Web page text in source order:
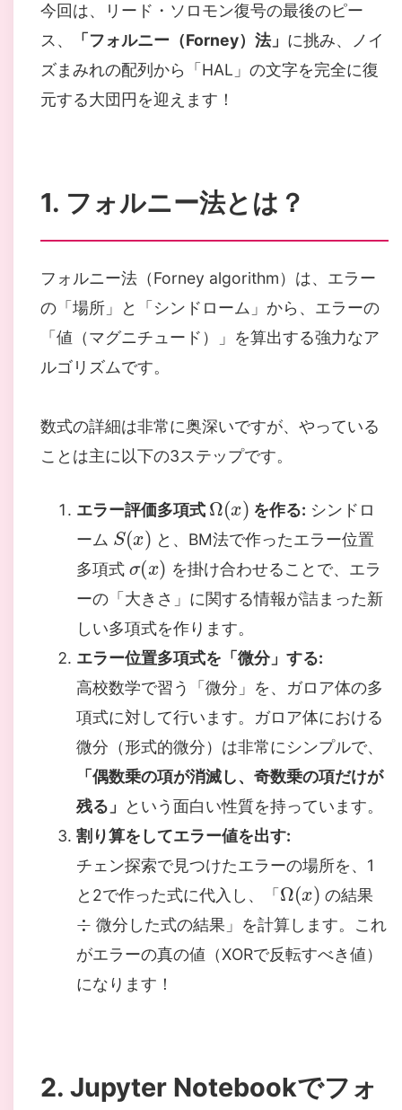
今回は、リード・ソロモン復号の最後のピー
ス、
「フォルニー（Forney）法」 に挑み、ノイ
ズまみれの配列から「HAL」の文字を完全に復
元する大団円を迎えます！
1. フォルニー法とは？
フォルニー法（Forney algorithm）は、エラー
の「場所」と「シンドローム」から、エラーの
「値（マグニチュード）」を算出する強力なア
ルゴリズムです。
数式の詳細は非常に奥深いですが、やっている
ことは主に以下の3ステップです。
エラー評価多項式
( x
を作る: シンドロ
ーム
S( x)
と、BM法で作ったエラー位置
多項式
σ( x)
を掛け合わせることで、エラ
ーの「大きさ」に関する情報が詰まった新
しい多項式を作ります。
エラー位置多項式を「微分」する:
高校数学で習う「微分」を、ガロア体の多
項式に対して行います。ガロア体における
微分（形式的微分）は非常にシンプルで、
「偶数乗の項が消滅し、奇数乗の項だけが
残る」
という面白い性質を持っています。
割り算をしてエラー値を出す:
チェン探索で見つけたエラーの場所を、1
と2で作った式に代入し、「
Ω(x)
の結果
÷
微分した式の結果」を計算します。これ
がエラーの真の値（XORで反転すべき値）
になります！
2. Jupyter Notebookでフォ